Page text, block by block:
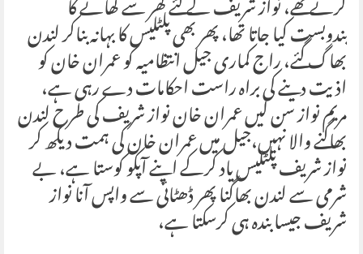
بندوبست کیا جاتا تھا، پھر بھی پلٹلیس کا بہانہ بناکر لندن
بھاگ گئے، راج کماری جیل انتظامیہ کو عمران خان کو
اذیت دینے کی براہ راست احکامات دے رہی ہے،
مریم نواز سن لیں عمران خان نواز شریف کی طرح لندن
بھاگنے والا نہیں،جیل میں عمران خان کی ہمت دیکھ کر
نواز شریف پلٹلیس یاد کرکے اپنے آپکو کوستا ہے، بے
شرمی سے لندن بھاگنا پھر ڈھٹائی سے واپس آنا نواز
شریف جیسا بندہ ہی کرسکتا ہے،